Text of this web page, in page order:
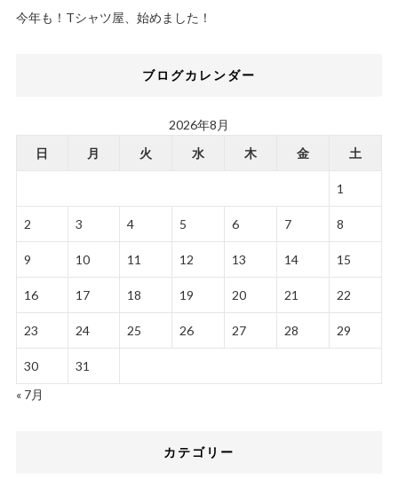
今年も！Tシャツ屋、始めました！
ブログカレンダー
2026年8月
日
月 火 水 木 金 土
1
2 3 4 5 6 7 8
9 10 11 12 13 14 15
16 17 18 19 20 21 22
23 24 25 26 27 28 29
30
31
« 7月
カテゴリー